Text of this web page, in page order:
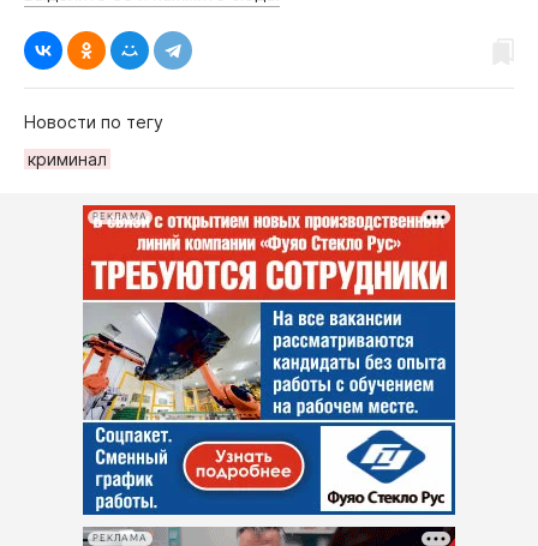
Новости по тегу
криминал
РЕКЛАМА
РЕКЛАМА